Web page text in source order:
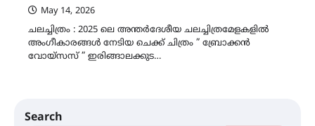
May 14, 2026
ചലച്ചിത്രം : 2025 ലെ അന്തർദേശീയ ചലച്ചിത്രമേളകളിൽ
അംഗീകാരങ്ങൾ നേടിയ ചെക്ക് ചിത്രം ” ബ്രോക്കൻ
വോയ്സസ് ” ഇരിങ്ങാലക്കുട…
Search